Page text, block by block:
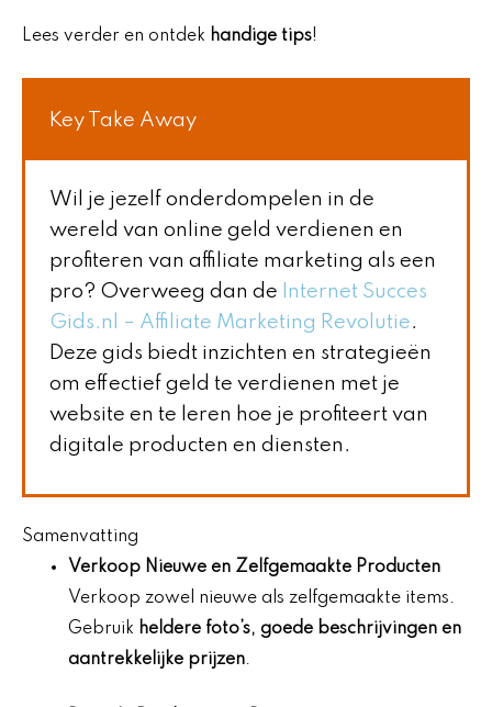
Lees verder en ontdek handige tips!
Key Take Away
Wil je jezelf onderdompelen in de
wereld van online geld verdienen en
profiteren van affiliate marketing als een
pro? Overweeg dan de
Internet Succes
Gids.nl – Affiliate Marketing Revolutie.
Deze gids biedt inzichten en strategieën
om effectief geld te verdienen met je
website en te leren hoe je profiteert van
digitale producten en diensten.
Samenvatting
Verkoop Nieuwe en Zelfgemaakte Producten
Verkoop zowel nieuwe als zelfgemaakte items.
Gebruik heldere foto’s, goede beschrijvingen en
aantrekkelijke prijzen.